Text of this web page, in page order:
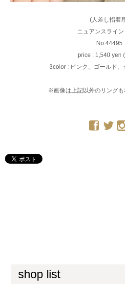
(人差し指着
ニュアンスライ
No.44495
price : 1,540 yen
3color : ピンク、ゴールド、
※画像は上記以外のリングも
shop list